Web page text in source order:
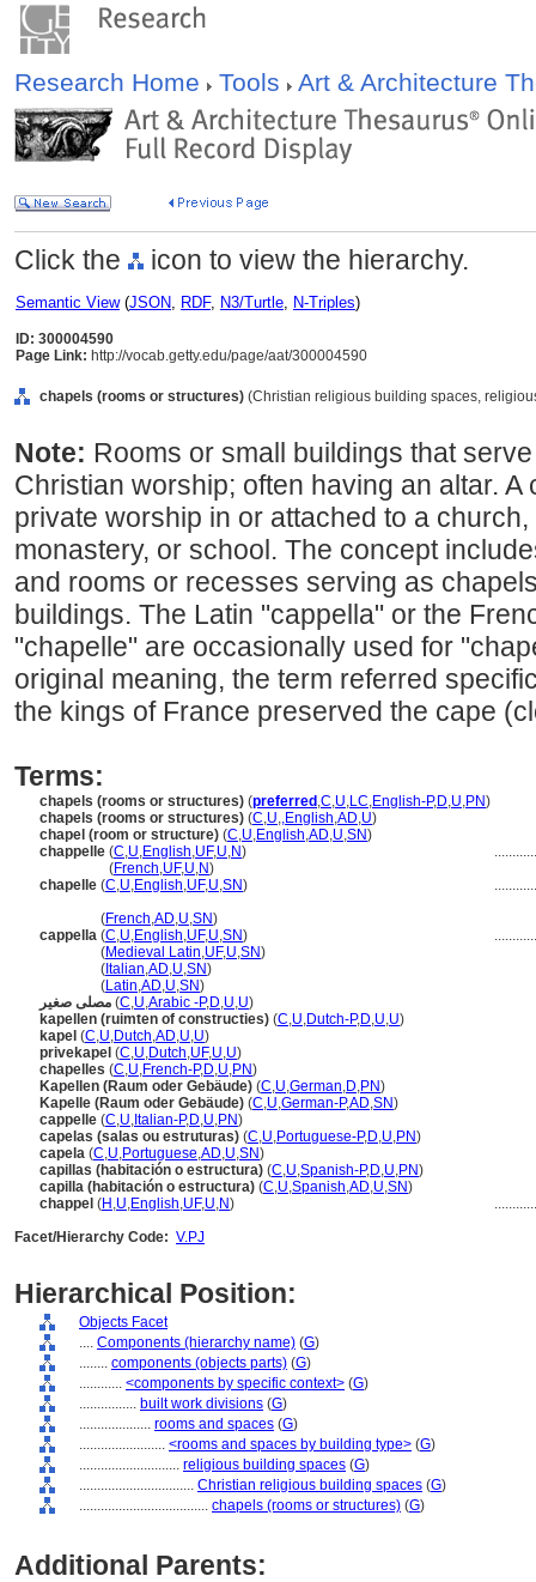
Research Home Tools Art & Architecture
Click the icon to view the hierarchy.
Semantic View(JSON, RDF, N3/Turtle, N-Triples)
ID: 300004590
Page Link: http://vocab.getty.edu/page/aat/300004590
chapels (rooms or structures) (Christian religious building spaces,
Note: Rooms or small buildings that
Christian worship; often having an altar.
private worship in or attached to a
monastery, or school. The concept
and rooms or recesses serving as
buildings. The Latin "cappella" or the
"chapelle" are occasionally used for
original meaning, the term referred
the kings of France preserved the cape
Terms:
chapels (rooms or structures) (preferred ,C,U,LC,English-P,D,U,PN)
chapels (rooms or structures) (C,U,,English,AD,U)
chapel (room or structure) (C,U,English,AD,U,SN)
chappelle (C,U,English,UF,U,N)
(French,UF,U,N)
chapelle (C,U,English,UF,U,SN)
(French,AD,U,SN)
cappella (C,U,English,UF,U,SN)
(Medieval Latin,UF,U,SN)
( Italian,AD,U,SN)
(Latin,AD,U,SN)
مصلى صغير (C,U,Arabic -P,D,U,U)
kapellen (ruimten of constructies) (C,U,Dutch-P,D,U,U)
kapel (C,U,Dutch,AD,U,U)
privekapel (C,U,Dutch,UF,U,U)
chapelles (C,U,French-P,D,U,PN)
Kapellen (Raum oder Gebäude) (C,U,German,D,PN)
Kapelle (Raum oder Gebäude) (C,U,German-P,AD,SN)
cappelle (C,U, Italian-P,D,U,PN)
capelas (salas ou estruturas) (C,U,Portuguese-P,D,U,PN)
capela (C,U,Portuguese,AD,U,SN)
capillas (habitación o estructura) (C,U,Spanish-P,D,U,PN)
capilla (habitación o estructura) (C,U,Spanish,AD,U,SN)
chappel (H ,U,English,UF,U,N)
Facet/Hierarchy Code: V.PJ
Hierarchical Position:
Objects Facet
.... Components (hierarchy name) (G)
........ components (objects parts) (G)
............ <components by specific context> (G)
................ built work divisions (G)
.................... rooms and spaces (G)
........................ <rooms and spaces by building type> (G)
............................ religious building spaces (G)
................................ Christian religious building spaces (G)
.................................... chapels (rooms or structures) (G)
Additional Parents: